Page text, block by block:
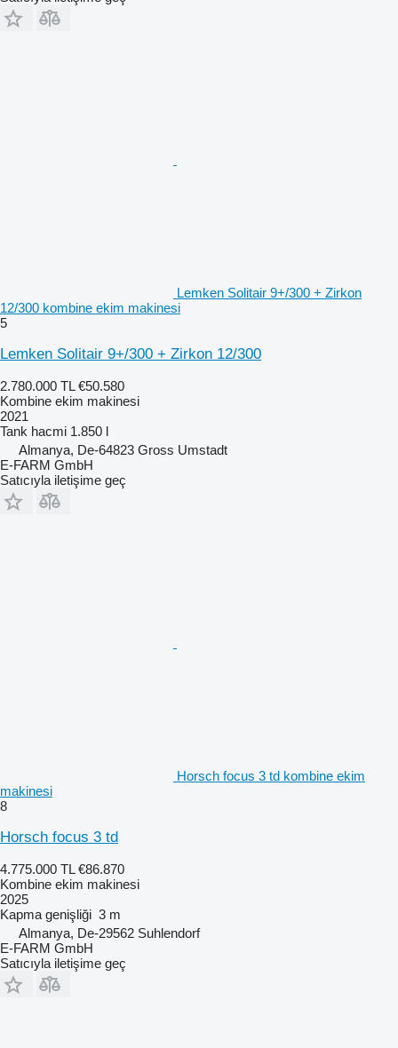
Lemken Solitair 9+/300 + Zirkon
12/300 kombine ekim makinesi
5
Lemken Solitair 9+/300 + Zirkon 12/300
2.780.000 TL €50.580
Kombine ekim makinesi
2021
Tank hacmi 1.850 l
Almanya, De-64823 Gross Umstadt
E-FARM GmbH
Satıcıyla iletişime geç
Horsch focus 3 td kombine ekim
makinesi
8
Horsch focus 3 td
4.775.000 TL €86.870
Kombine ekim makinesi
2025
Kapma genişliği 3 m
Almanya, De-29562 Suhlendorf
E-FARM GmbH
Satıcıyla iletişime geç